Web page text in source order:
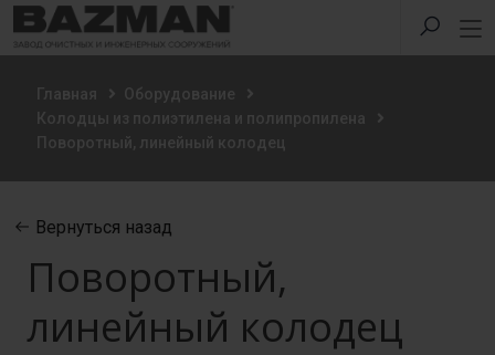
Главная
Оборудование
Колодцы из полиэтилена и полипропилена
Поворотный, линейный колодец
Вернуться назад
Поворотный,
линейный колодец